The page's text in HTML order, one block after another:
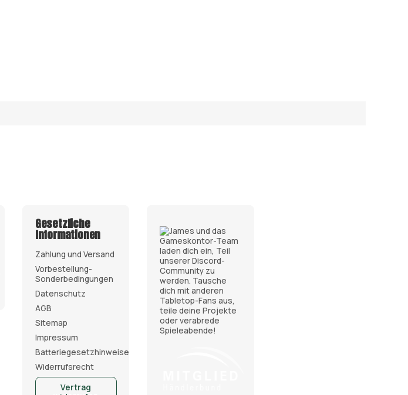
Gesetzliche
Informationen
Zahlung und Versand
Vorbestellung-
Sonderbedingungen
Datenschutz
AGB
Sitemap
Impressum
Batteriegesetzhinweise
Widerrufsrecht
Vertrag